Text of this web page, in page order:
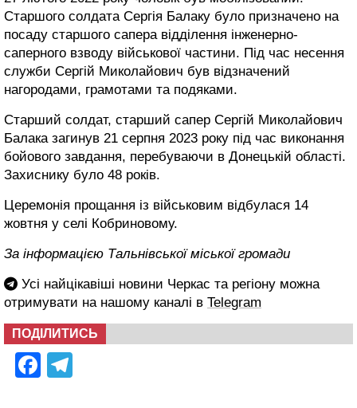
Старшого солдата Сергія Балаку було призначено на
посаду старшого сапера відділення інженерно-
саперного взводу військової частини. Під час несення
служби Сергій Миколайович був відзначений
нагородами, грамотами та подяками.
Старший солдат, старший сапер Сергій Миколайович
Балака загинув 21 серпня 2023 року під час виконання
бойового завдання, перебуваючи в Донецькій області.
Захиснику було 48 років.
Церемонія прощання із військовим відбулася 14
жовтня у селі Кобриновому.
За інформацією Тальнівської міської громади
Усі найцікавіші новини Черкас та регіону можна
отримувати на нашому каналі в Telegram
ПОДІЛИТИСЬ
Facebook